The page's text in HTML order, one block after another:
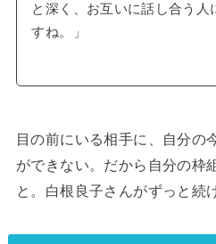
と深く、お互いに話し合う
すね。」
目の前にいる相手に、自分の
ができない。だから自分の枠
と。白根良子さんがずっと続